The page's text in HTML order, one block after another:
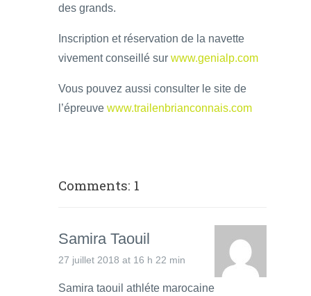
des grands.
Inscription et réservation de la navette
vivement conseillé sur www.genialp.com
Vous pouvez aussi consulter le site de
l’épreuve www.trailenbrianconnais.com
Comments: 1
Samira Taouil
27 juillet 2018 at 16 h 22 min
Samira taouil athléte marocaine